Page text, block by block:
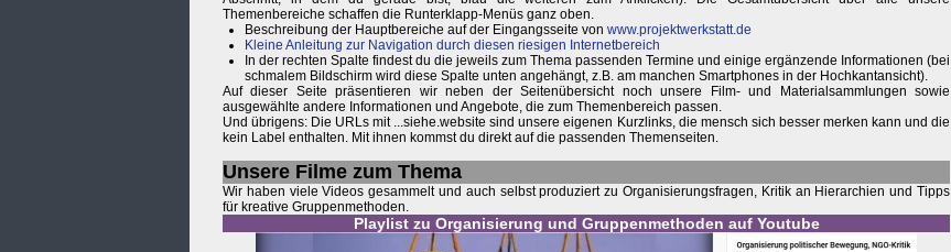
Themenbereiche schaffen die Runterklapp-Menüs ganz oben.
Beschreibung der Hauptbereiche auf der Eingangsseite von www.projektwerkstatt.de
Kleine Anleitung zur Navigation durch diesen riesigen Internetbereich
In der rechten Spalte findest du die jeweils zum Thema passenden Termine und einige ergänzende Informationen (bei
schmalem Bildschirm wird diese Spalte unten angehängt, z.B. am manchen Smartphones in der Hochkantansicht).
Auf dieser Seite präsentieren wir neben der Seitenübersicht noch unsere Film- und Materialsammlungen sowie
ausgewählte andere Informationen und Angebote, die zum Themenbereich passen.
Und übrigens: Die URLs mit ...siehe.website sind unsere eigenen Kurzlinks, die mensch sich besser merken kann und die
kein Label enthalten. Mit ihnen kommst du direkt auf die passenden Themenseiten.
Unsere Filme zum Thema
Wir haben viele Videos gesammelt und auch selbst produziert zu Organisierungsfragen, Kritik an Hierarchien und Tipps
für kreative Gruppenmethoden.
Playlist zu Organisierung und Gruppenmethoden auf Youtube